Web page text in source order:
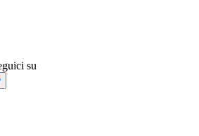
su